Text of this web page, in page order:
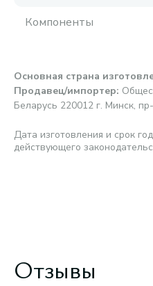
Компоненты
Основная страна
Продавец/импортер:
Беларусь 220012 г. Минск,
Дата изготовления и срок
действующего
Отзывы